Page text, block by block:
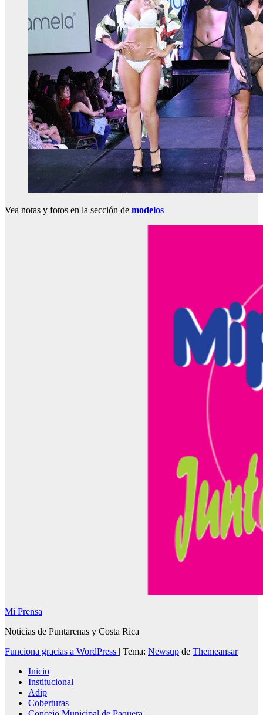
Vea notas y fotos en la sección de modelos
Mi Prensa
Noticias de Puntarenas y Costa Rica
Funciona gracias a WordPress | Tema: Newsup de Themeansar
Inicio
Institucional
Adip
Coberturas